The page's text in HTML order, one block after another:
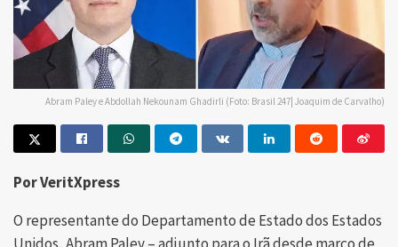
Abram Paley e Abdollah Nekounam Ghadirli (Foto: Brasil 247| Joaquim de Carvalho)
Por VeritXpress
O representante do Departamento de Estado dos Estados